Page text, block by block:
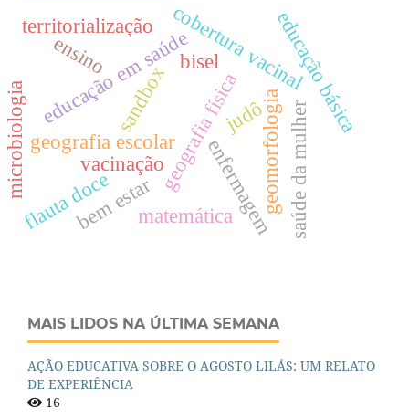
geografia físicageomorfologia
geografia escolar
sandbox
cobertura vacinal
educação em saúde
enfermagem
vacinação
microbiologia
ensino educação básica
bisel
flauta doce matemática
territorialização
bem estar saúde da mulher
judô
MAIS LIDOS NA ÚLTIMA SEMANA
AÇÃO EDUCATIVA SOBRE O AGOSTO LILÁS: UM RELATO
DE EXPERIÊNCIA
16